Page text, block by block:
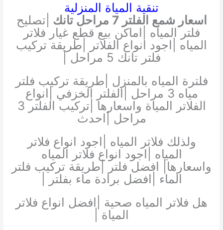
تنقية المياة المنزلية
اسعار شمع الفلتر 7 مراحل تانك
|تصليح
فلتر المياه |اماكن بيع قطع غيار فلاتر
المياه |اجود انواع الفلاتر |طريقة تركيب
فلتر تانك 5 مراحل |
فلترة المياه بالمنزل |طريقة تركيب فلتر
مياه 3 مراحل |الفلتر الخزفي |انواع
الفلاتر المياة واسعارها |تركيب الفلتر 3
مراحل |احدث
ولذلك فلاتر المياه |اجود انواع فلاتر
المياه |اجود انواع فلاتر المياه
واسعارها| افضل فلتر |طريقة تركيب فلتر
الماء |افضل برادة ماء بفلتر |
هل فلاتر المياه صحية |افضل انواع فلاتر
المياة |